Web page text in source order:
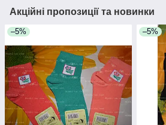
Акційні пропозиції та новинки
–5% –5%